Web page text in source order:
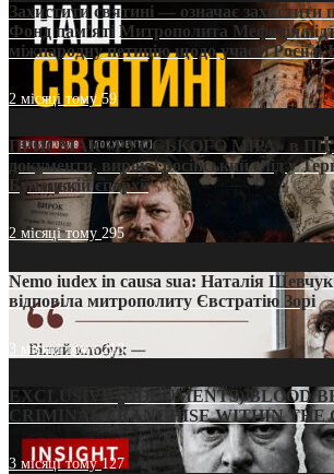
Захистити святині — означає захистити
Фонд пам’яті Митрополита Мефодія
міжнародну петицію щодо участі
2 місяці тому59
ПРИСМАК «РУССЬКОГО МІРА» в ПЦУ:
документи, вирок і російський слід у
Бучацькій єпархії
2 місяці тому 295
Nemo iudex in causa sua: Наталія Шевчук
відповіла митрополиту Євстратію Зорі
3 місяці тому213
EXCLUSIVE (DOCUMENTS)/BLOOD
CRIMINAL FRANCHISE WITHIN THE
3 місяці тому127